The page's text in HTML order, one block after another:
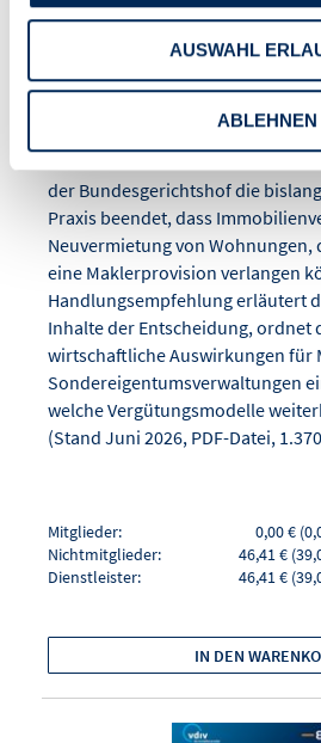
AUSWAHL
ABLEHNEN
der Bundesgerichtshof die
Praxis beendet, dass
Neuvermietung von Wohnungen,
eine Maklerprovision verlangen
Handlungsempfehlung erläutert
Inhalte der Entscheidung, ordnet
wirtschaftliche Auswirkungen für
Sondereigentumsverwaltungen
welche Vergütungsmodelle
(Stand Juni 2026, PDF-Datei,
Mitglieder:
0,00 €
Nichtmitglieder:
46,41 €
Dienstleister:
46,41 €
IN DEN